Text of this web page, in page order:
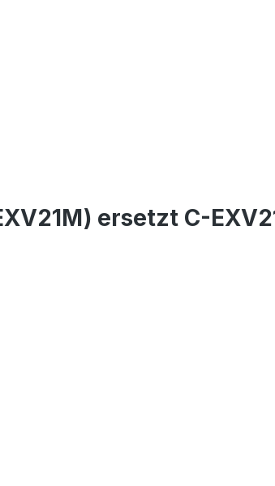
ersetzt C-